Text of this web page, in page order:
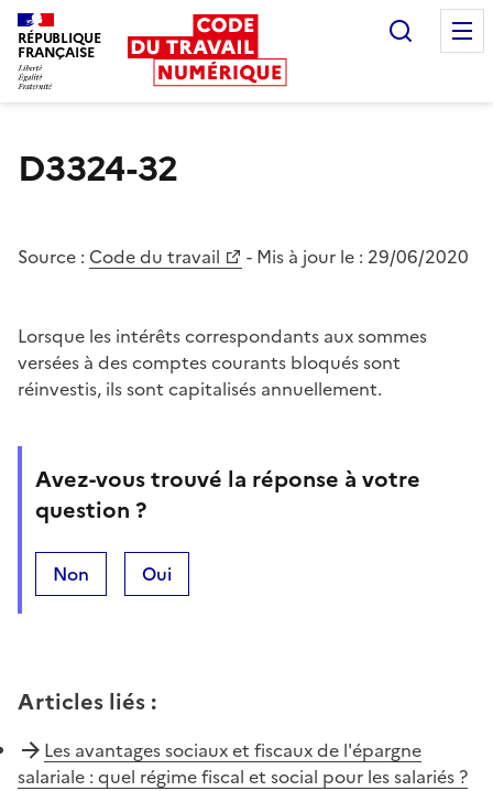
RÉPUBLIQUE
FRANÇAISE
D3324-32
Source : Code du travail - Mis à jour le : 29/06/2020
Lorsque les intérêts correspondants aux sommes
versées à des comptes courants bloqués sont
réinvestis, ils sont capitalisés annuellement.
Avez-vous trouvé la réponse à votre
question ?
Non Oui
Articles liés :
Les avantages sociaux et fiscaux de l'épargne
salariale : quel régime fiscal et social pour les salariés ?